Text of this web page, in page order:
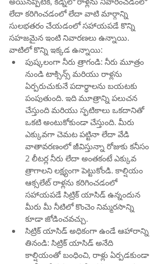
లేదా కరిగించడంలో లేదా వాటి మార్గాన్ని
సులభతరం చేయడంలో సహాయపడే కొన్ని
సహజమైన ఇంటి నివారణలు ఉన్నాయి.
వాటిలో కొన్ని ఇక్కడ ఉన్నాయి:
పుష్కలంగా నీరు త్రాగండి: నీరు మూత్రం
నుండి టాక్సిన్స్ మరియు రాళ్లను
ఏర్పరుచుకునే పదార్థాలను బయటకు
పంపుతుంది. ఇది మూత్రాన్ని పలుచన
చేస్తుంది మరియు స్ఫటికాలు ఒకదానితో
ఒకటి అంటుకోకుండా చేస్తుంది. మీరు
ఎక్కువగా చెమట పట్టినా లేదా వేడి
వాతావరణంలో జీవిస్తున్నా రోజుకు కనీసం
2 లీటర్ల నీరు లేదా అంతకంటే ఎక్కువ
త్రాగాలని లక్ష్యంగా పెట్టుకోండి. కాల్షియం
ఆక్సలేట్ రాళ్లను కరిగించడంలో
సహాయపడే సిట్రిక్ యాసిడ్ ఉన్నందున
మీరు మీ నీటిలో కొంచెం నిమ్మరసాన్ని
కూడా జోడించవచ్చు.
సిట్రిక్ యాసిడ్ అధికంగా ఉండే ఆహారాన్ని
తినండి: సిట్రిక్ యాసిడ్ అనేది
కాల్షియంతో బంధించి, రాళ్లు ఏర్పడకుండా